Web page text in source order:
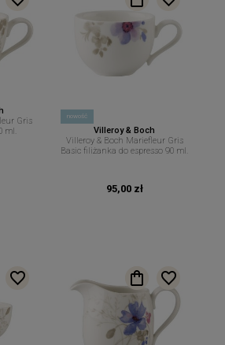
Gris
ml.
nowość
Villeroy & Boch
Villeroy & Boch Mariefleur Gris
Basic filiżanka do espresso 90 ml.
95,00 zł